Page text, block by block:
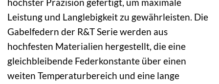
Leistung und Langlebigkeit zu gewährleisten. Die
Gabelfedern der R&T Serie werden aus
hochfesten Materialien hergestellt, die eine
gleichbleibende Federkonstante über einen
weiten Temperaturbereich und eine lange